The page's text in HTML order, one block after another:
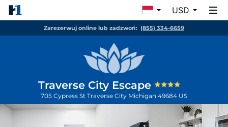
USD
Zarezerwuj online lub zadzwoń: (855) 334-6659
Traverse City Escape
705 Cypress St Traverse City Michigan 49684 US